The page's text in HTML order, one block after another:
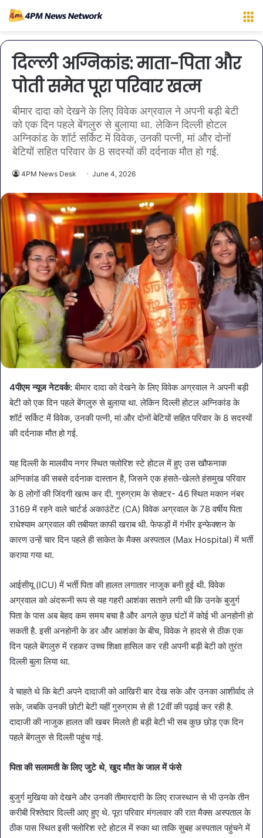
दिल्ली अग्निकांड: माता-पिता और
पोती समेत पूरा परिवार खत्म
बीमार दादा को देखने के लिए विवेक अग्रवाल ने अपनी बड़ी बेटी
को एक दिन पहले बेंगलुरु से बुलाया था. लेकिन दिल्ली होटल
अग्निकांड के शॉर्ट सर्किट में विवेक, उनकी पत्नी, मां और दोनों
बेटियों सहित परिवार के 8 सदस्यों की दर्दनाक मौत हो गई.
4PM News Desk June 4, 2026
4पीएम न्यूज नेटवर्क:बीमार दादा को देखने के लिए विवेक अग्रवाल ने अपनी बड़ी
बेटी को एक दिन पहले बेंगलुरु से बुलाया था. लेकिन दिल्ली होटल अग्निकांड के
शॉर्ट सर्किट में विवेक, उनकी पत्नी, मां और दोनों बेटियों सहित परिवार के 8 सदस्यों
की दर्दनाक मौत हो गई.
यह दिल्ली के मालवीय नगर स्थित फ्लोरिश स्टे होटल में हुए उस खौफनाक
अग्निकांड की सबसे दर्दनाक दास्तान है, जिसने एक हंसते-खेलते हंसमुख परिवार
के 8 लोगों की जिंदगी खत्म कर दी. गुरुग्राम के सेक्टर- 46 स्थित मकान नंबर
3169 में रहने वाले चार्टर्ड अकाउंटेंट (CA) विवेक अग्रवाल के 78 वर्षीय पिता
राधेश्याम अग्रवाल की तबीयत काफी खराब थी. फेफड़ों में गंभीर इन्फेक्शन के
कारण उन्हें चार दिन पहले ही साकेत के मैक्स अस्पताल (Max Hospital) में भर्ती
कराया गया था.
आईसीयू (ICU) में भर्ती पिता की हालत लगातार नाजुक बनी हुई थी. विवेक
अग्रवाल को अंदरूनी रूप से यह गहरी आशंका सताने लगी थी कि उनके बुजुर्ग
पिता के पास अब बेहद कम समय बचा है और अगले कुछ घंटों में कोई भी अनहोनी हो
सकती है. इसी अनहोनी के डर और आशंका के बीच, विवेक ने हादसे से ठीक एक
दिन पहले बेंगलुरु में रहकर उच्च शिक्षा हासिल कर रही अपनी बड़ी बेटी को तुरंत
दिल्ली बुला लिया था.
वे चाहते थे कि बेटी अपने दादाजी को आखिरी बार देख सके और उनका आशीर्वाद ले
सके, जबकि उनकी छोटी बेटी यहीं गुरुग्राम से ही 12वीं की पढ़ाई कर रही है.
दादाजी की नाजुक हालत की खबर मिलते ही बड़ी बेटी भी सब कुछ छोड़ एक दिन
पहले बेंगलुरु से दिल्ली पहुंच गई.
पिता की सलामती के लिए जुटे थे, खुद मौत के जाल में फंसे
बुजुर्ग मुखिया को देखने और उनकी तीमारदारी के लिए राजस्थान से भी उनके तीन
करीबी रिश्तेदार दिल्ली आए हुए थे. पूरा परिवार मंगलवार की रात मैक्स अस्पताल के
ठीक पास स्थित इसी फ्लोरिश स्टे होटल में रुका था ताकि सुबह अस्पताल पहुंचने में